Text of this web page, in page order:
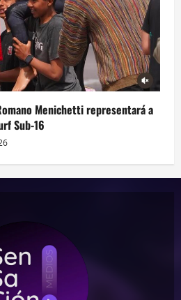
Menichetti representará a
Sub-16